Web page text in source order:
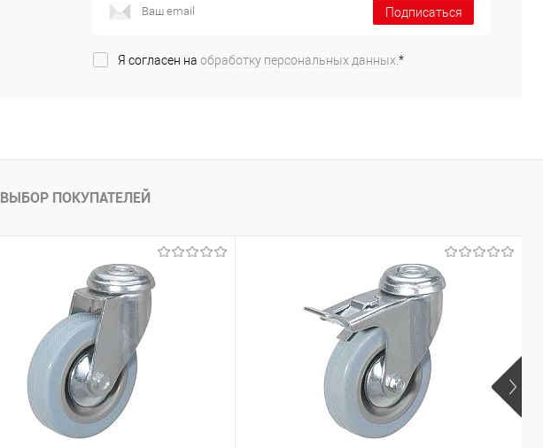
Подписаться
Я согласен на обработку персональных данных. *
ВЫБОР ПОКУПАТЕЛЕЙ